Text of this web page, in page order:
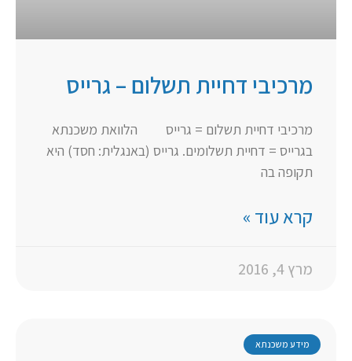
מרכיבי דחיית תשלום – גרייס
מרכיבי דחיית תשלום = גרייס הלוואת משכנתא
בגרייס = דחיית תשלומים. גרייס (באנגלית: חסד) היא
תקופה בה
קרא עוד »
מרץ 4, 2016
מידע משכנתא